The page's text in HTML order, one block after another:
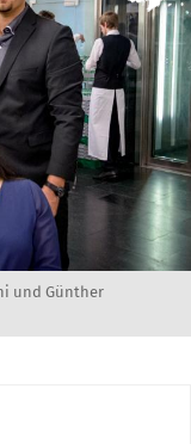
und Günther